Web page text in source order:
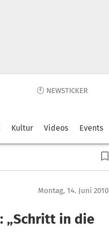
🕙 NEWSTICKER
Kultur Videos Events
Montag, 14. Juni 2010
„Schritt in die